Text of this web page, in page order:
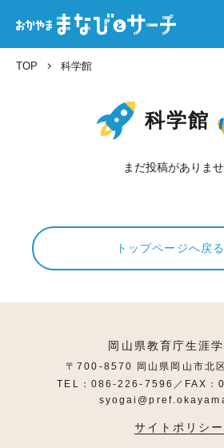
TOP 科学館
科学館
まだ投稿がありま
トップページへ戻る
岡山県教育庁生涯
〒700-8570 岡山県岡山市北
TEL：086-226-7596／FAX
サイトポリシー